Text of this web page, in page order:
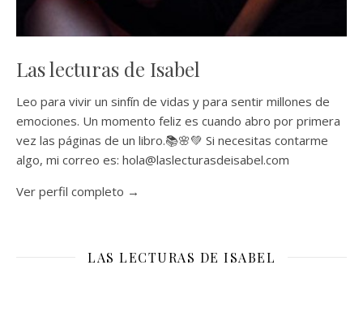
Las lecturas de Isabel
Leo para vivir un sinfín de vidas y para sentir millones de
emociones. Un momento feliz es cuando abro por primera
vez las páginas de un libro.📚🌸💚 Si necesitas contarme
algo, mi correo es: hola@laslecturasdeisabel.com
Ver perfil completo →
LAS LECTURAS DE ISABEL